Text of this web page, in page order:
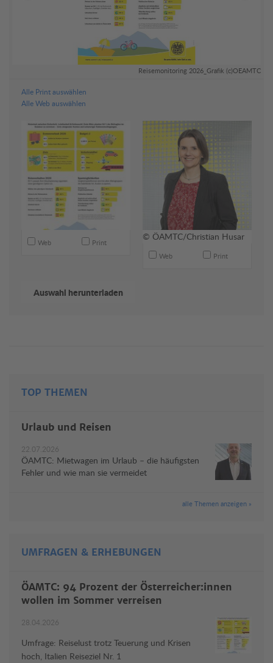
Reisemonitoring 2026_Grafik (c)OEAMTC
Alle Print auswählen
Alle Web auswählen
Web Print
© ÖAMTC/Christian Husar
Web Print
TOP THEMEN
Urlaub und Reisen
22.07.2026
ÖAMTC: Mietwagen im Urlaub – die häufigsten
Fehler und wie man sie vermeidet
alle Themen anzeigen »
UMFRAGEN & ERHEBUNGEN
ÖAMTC: 94 Prozent der Österreicher:innen
wollen im Sommer verreisen
28.04.2026
Umfrage: Reiselust trotz Teuerung und Krisen
hoch, Italien Reiseziel Nr. 1